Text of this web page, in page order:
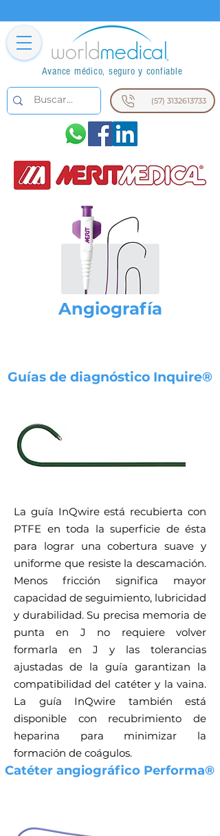
(57) 3132613733
Avance médico, seguro y confiable
Angiografía
Guías de diagnóstico Inquire®
La guía InQwire está recubierta con
PTFE en toda la superficie de ésta
para lograr una cobertura suave y
uniforme que resiste la descamación.
Menos fricción significa mayor
capacidad de seguimiento, lubricidad
y durabilidad. Su precisa memoria de
punta en J no requiere volver
formarla en J y las tolerancias
ajustadas de la guía garantizan la
compatibilidad del catéter y la vaina.
La guía InQwire también está
disponible con recubrimiento de
heparina para minimizar la
formación de coágulos.
Catéter angiográfico Performa®